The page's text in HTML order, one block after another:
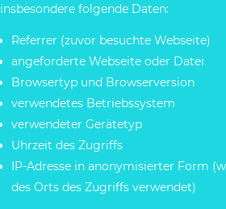
insbesondere folgende Daten:
Referrer (zuvor besuchte Webseite)
angeforderte Webseite oder Datei
Browsertyp und Browserversion
verwendetes Betriebssystem
verwendeter Gerätetyp
Uhrzeit des Zugriffs
IP-Adresse in anonymisierter Form
des Orts des Zugriffs verwendet)